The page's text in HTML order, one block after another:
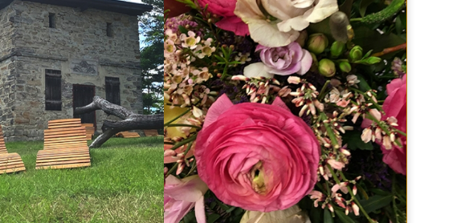
HOCHZEIT